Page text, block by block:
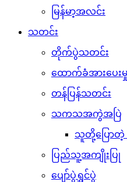
မြန်မာ့အလင်း
သတင်း
တိုက်ပွဲသတင်း
ထောက်ခံအားပေးမှု
တန်ပြန်သတင်း
သကသအကွဲအပြဲ
သူတို့ပြောတဲ့
ပြည်သူ့အကျိုးပြု
ပျော်ပွဲရွှင်ပွဲ